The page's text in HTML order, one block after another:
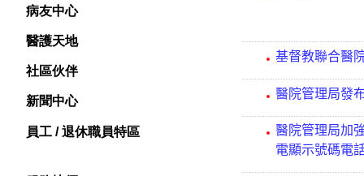
病友中心
醫護天地
社區伙伴
新聞中心
員工 / 退休職員特區